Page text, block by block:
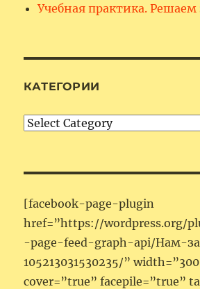
Учебная практика. Решаем
КАТЕГОРИИ
Категории
[facebook-page-plugin
href=”https://wordpress.org/
-page-feed-graph-api/Нам-
105213031530235/”
cover=”true” facepile=”true”